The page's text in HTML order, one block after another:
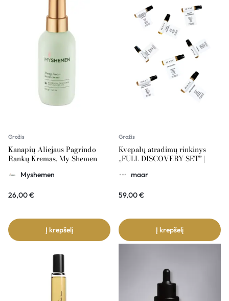
Grožis
Kanapių Aliejaus Pagrindo
Rankų Kremas, My Shemen
Myshemen
26,00€
Į krepšelį
Grožis
Kvepalų atradimų rinkinys
„FULL DISCOVERY SET” |
maar
59,00€
Į krepšelį